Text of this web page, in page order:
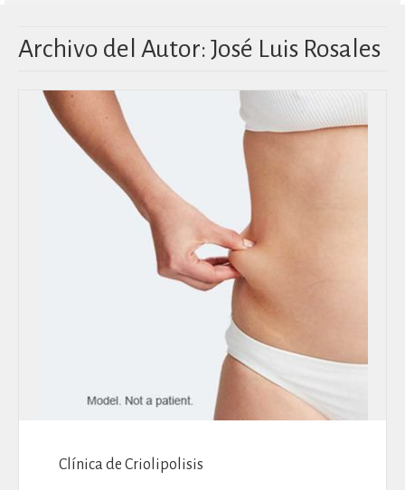
Archivo del Autor: José Luis Rosales
Clínica de Criolipolisis